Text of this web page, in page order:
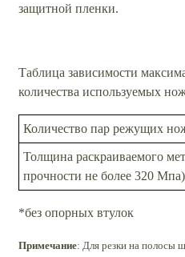
защитной пленки.
Таблица зависимости
количества используемых
Количество пар режущих
Толщина раскраиваемого
прочности не более 320 Мпа)
*без опорных втулок
Примечание: Для резки на полосы